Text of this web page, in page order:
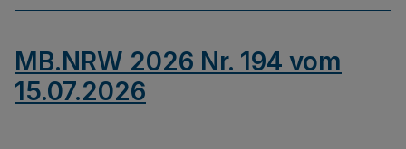
MB.NRW 2026 Nr. 194 vom
15.07.2026